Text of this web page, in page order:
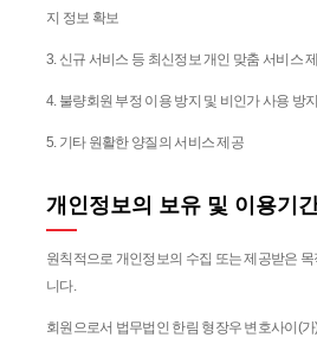
지 정보 확보
3. 신규 서비스 등 최신정보 개인 맞춤 서비스
4. 불량회원 부정 이용 방지 및 비인가 사용 방지
5. 기타 원활한 양질의 서비스 제공
개인정보의 보유 및 이용기
원칙적으로 개인정보의 수집 또는 제공받은
니다.
회원으로서 법무법인 한림 형장우 변호사이(